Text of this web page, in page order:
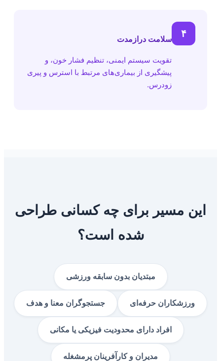
۴ سلامت درازمدت
تقویت سیستم ایمنی، تنظیم فشار خون، و
پیشگیری از بیماری‌های مرتبط با استرس و پیری
زودرس.
این مسیر برای چه کسانی طراحی
شده است؟
مبتدیان بدون سابقه ورزشی
ورزشکاران حرفه‌ای جستجوگران معنا و هدف
افراد دارای محدودیت فیزیکی یا مکانی
مدیران و کارآفرینان پرمشغله